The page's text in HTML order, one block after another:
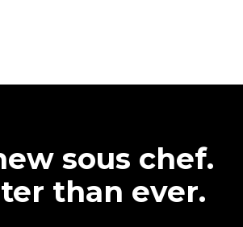
sous chef.
than ever.